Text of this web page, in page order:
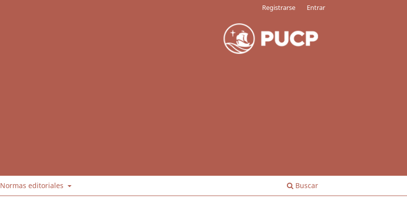
Normas editoriales Buscar
Registrarse Entrar